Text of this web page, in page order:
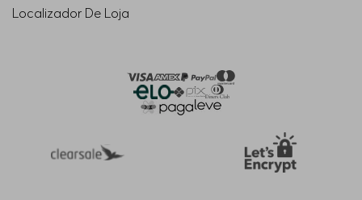
Localizador De Loja